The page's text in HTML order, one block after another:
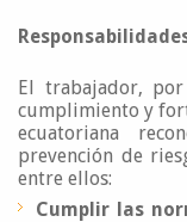
El trabajador,
cumplimiento y
ecuatoriana
prevención de
entre ellos:
Cumplir las